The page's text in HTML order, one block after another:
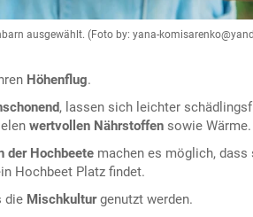
ausgewählt. (Foto by: yana-
Höhenflug.
, lassen sich leichter
wertvollen Nährstoffen sowie Wärme.
der Hochbeete machen es möglich,
Hochbeet Platz findet.
die Mischkulturgenutzt werden.